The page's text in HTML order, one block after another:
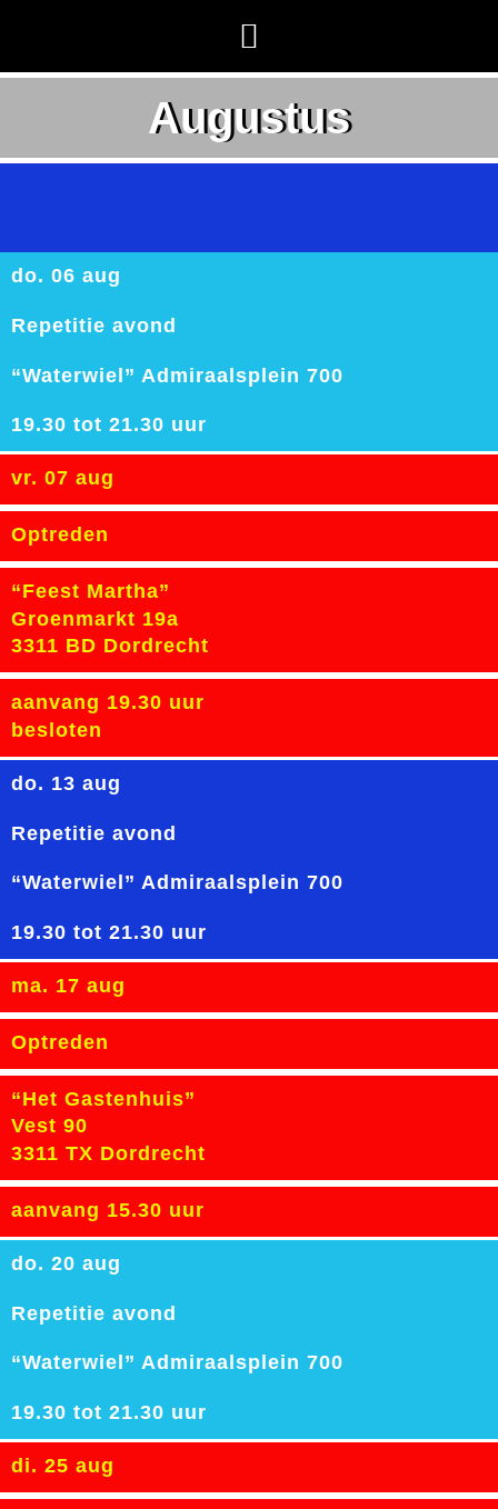
Augustus
do. 06 aug
Repetitie avond
“Waterwiel” Admiraalsplein 700
19.30 tot 21.30 uur
vr. 07 aug
Optreden
“Feest Martha”
Groenmarkt 19a
3311 BD Dordrecht
aanvang 19.30 uur
besloten
do. 13 aug
Repetitie avond
“Waterwiel” Admiraalsplein 700
19.30 tot 21.30 uur
ma. 17 aug
Optreden
“Het Gastenhuis”
Vest 90
3311 TX Dordrecht
aanvang 15.30 uur
do. 20 aug
Repetitie avond
“Waterwiel” Admiraalsplein 700
19.30 tot 21.30 uur
di. 25 aug